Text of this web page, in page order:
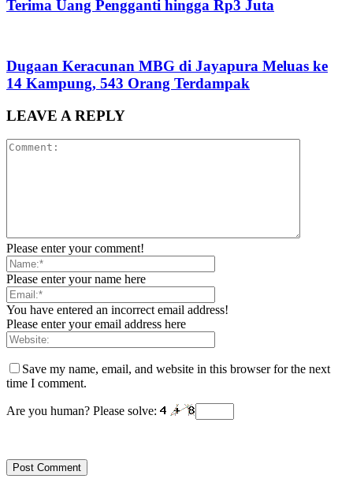
Terima Uang Pengganti hingga Rp3 Juta
Dugaan Keracunan MBG di Jayapura Meluas ke
14 Kampung, 543 Orang Terdampak
LEAVE A REPLY
Please enter your comment!
Please enter your name here
You have entered an incorrect email address!
Please enter your email address here
Save my name, email, and website in this browser for the next
time I comment.
Are you human? Please solve: